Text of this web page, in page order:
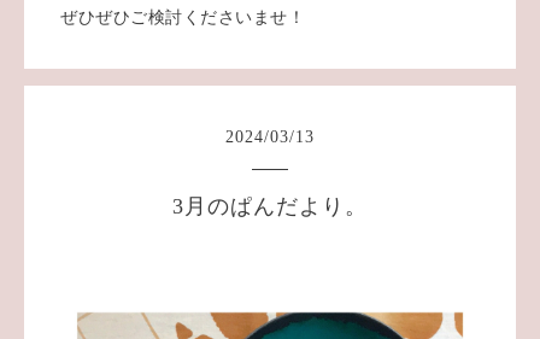
ぜひぜひご検討くださいませ！
2024/03/13
3月のぱんだより。